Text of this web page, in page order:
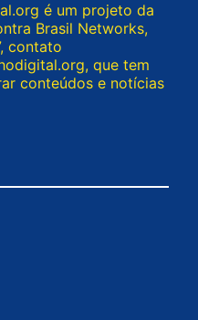
é um projeto da
Brasil Networks,
contato
, que tem
conteúdos e notícias